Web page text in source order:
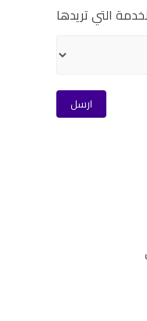
التي تريدها